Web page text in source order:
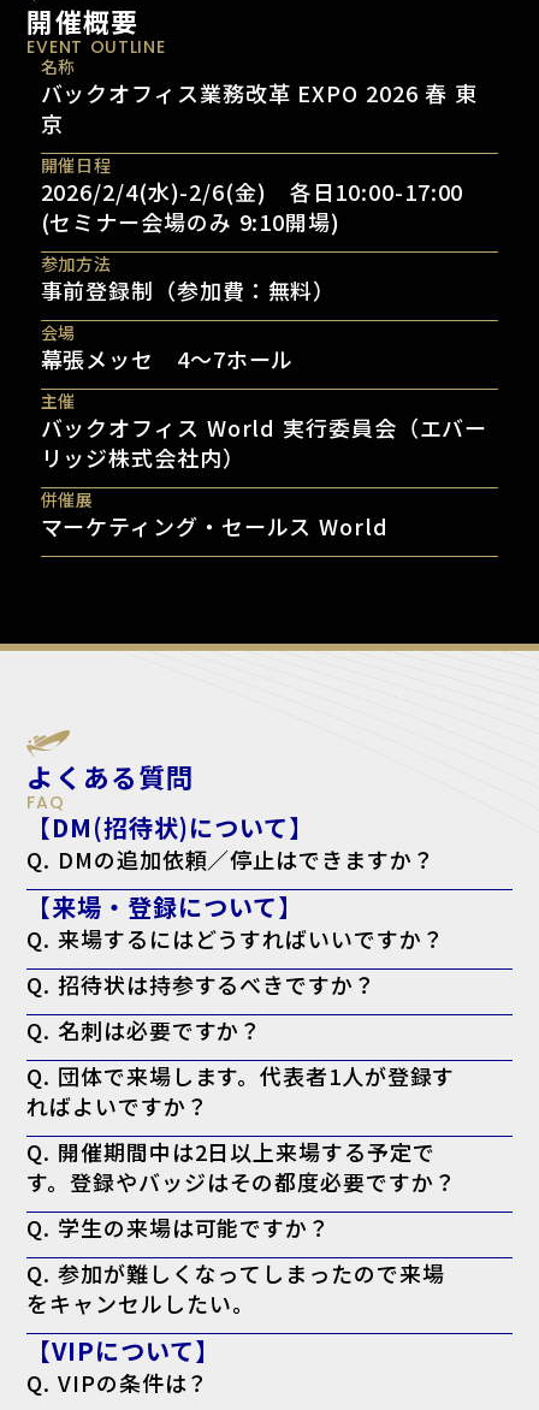
開催概要
EVENT OUTLINE
名称
バックオフィス業務改革 EXPO 2026 春 東
京
開催日程
2026/2/4(水)-2/6(金) 各日10:00-17:00
(セミナー会場のみ 9:10開場)
参加方法
事前登録制（参加費：無料）
会場
幕張メッセ 4～7ホール
主催
バックオフィス World 実行委員会（エバー
リッジ株式会社内）
併催展
マーケティング・セールス World
よくある質問
FAQ
【DM(招待状)について】
Q. DMの追加依頼／停止はできますか？
追加依頼の方はこちら
停止の方こちら
【来場・登録について】
Q. 来場するにはどうすればいいですか？
ッジ（入場証）」を印刷してお持ちください。当日会場でも印刷可能で
すが、混雑回避のため事前の印刷を推奨しております。なお、名刺の提
出は不要です。
Q. 招待状は持参するべきですか？
※特にVIP招待状がお手元に届いてる方で、印刷したバッジに「VIP」
と表示されない場合、バッジに加えてお手元の「VIP招待状」を当日会
場受付までお持ちください。
Q. 名刺は必要ですか？
場可能です。
Q. 団体で来場します。代表者1人が登録す
ればよいですか？
いたします。
Q. 開催期間中は2日以上来場する予定で
す。登録やバッジはその都度必要ですか？
て何度でもご入場いただけます。
Q. 学生の来場は可能ですか？
中の方や、業界への就職をご検討中の学生の方はご来場いただけます。
Q. 参加が難しくなってしまったので来場
をキャンセルしたい。
て結構です。
【VIPについて】
Q. VIPの条件は？